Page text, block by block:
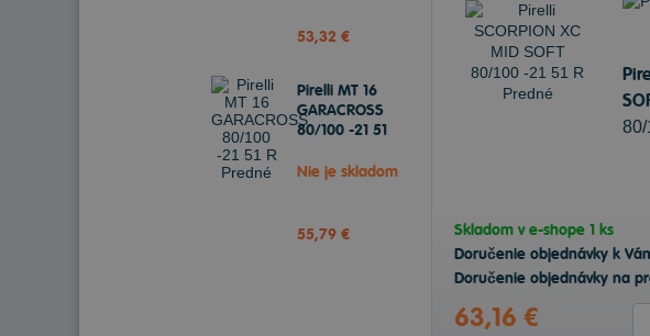
53,32 €
Pirelli MT 16
GARACROSS
80/100 -21 51
Nie je skladom
55,79 €
80/
Skladom ve-shope 1 ks
Doručenie objednávky k
Doručenie objednávky na
63,16 €